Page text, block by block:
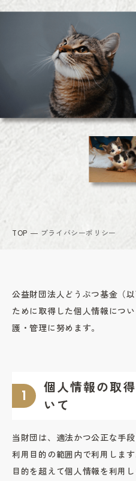
TOP プライバシーポリシー
公益財団法人どうぶつ基金（
ために取得した個人情報につ
護・管理に努めます。
個人情報の取
いて
当財団は、適法かつ公正な手
利用目的の範囲内で利用しま
目的を超えて個人情報を利用